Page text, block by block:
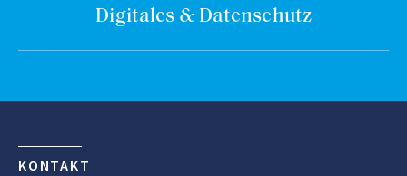
Digitales & Datenschutz
KONTAKT